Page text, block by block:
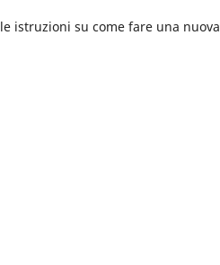
istruzioni su come fare una nuova